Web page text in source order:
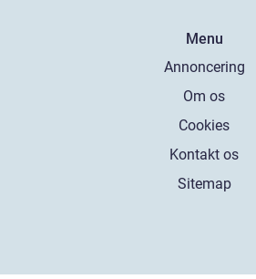
Menu
Annoncering
Om os
Cookies
Kontakt os
Sitemap